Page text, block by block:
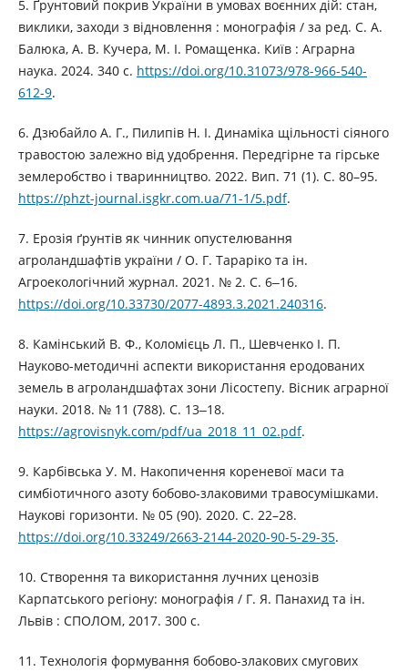
5. Ґрунтовий покрив України в умовах воєнних дій: стан,
виклики, заходи з відновлення : монографія / за ред. С. А.
Балюка, А. В. Кучера, М. І. Ромащенка. Київ : Аграрна
наука. 2024. 340 с. https://doi.org/10.31073/978-966-540-
612-9.
6. Дзюбайло А. Г., Пилипів Н. І. Динаміка щільності сіяного
травостою залежно від удобрення. Передгірне та гірське
землеробство і тваринництво. 2022. Вип. 71 (1). С. 80–95.
https://phzt-journal.isgkr.com.ua/71-1/5.pdf.
7. Ерозія ґрунтів як чинник опустелювання
агроландшафтів україни / О. Г. Тараріко та ін.
Агроекологічний журнал. 2021. № 2. С. 6‒16.
https://doi.org/10.33730/2077-4893.3.2021.240316.
8. Камінський В. Ф., Коломієць Л. П., Шевченко І. П.
Науково-методичні аспекти використання еродованих
земель в агроландшафтах зони Лісостепу. Вісник аграрної
науки. 2018. № 11 (788). С. 13‒18.
https://agrovisnyk.com/pdf/ua_2018_11_02.pdf.
9. Карбівська У. М. Накопичення кореневої маси та
симбіотичного азоту бобово-злаковими травосумішками.
Наукові горизонти. № 05 (90). 2020. С. 22–28.
https://doi.org/10.33249/2663-2144-2020-90-5-29-35.
10. Створення та використання лучних ценозів
Карпатського регіону: монографія / Г. Я. Панахид та ін.
Львів : СПОЛОМ, 2017. 300 с.
11. Технологія формування бобово-злакових смугових